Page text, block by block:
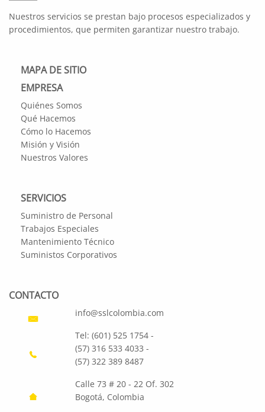
Nuestros servicios se prestan bajo procesos especializados y
procedimientos, que permiten garantizar nuestro trabajo.
MAPA DE SITIO
EMPRESA
Quiénes Somos
Qué Hacemos
Cómo lo Hacemos
Misión y Visión
Nuestros Valores
SERVICIOS
Suministro de Personal
Trabajos Especiales
Mantenimiento Técnico
Suministos Corporativos
CONTACTO
info@sslcolombia.com
Tel: (601) 525 1754 -
(57) 316 533 4033 -
(57) 322 389 8487
Calle 73 # 20 - 22 Of. 302
Bogotá, Colombia